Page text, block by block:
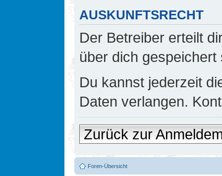
AUSKUNFTSRECHT
Der Betreiber erteilt
über dich gespeichert
Du kannst jederzeit
Daten verlangen.
Zurück zur
Foren-Übersicht